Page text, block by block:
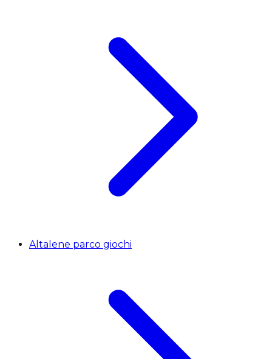
Altalene parco giochi